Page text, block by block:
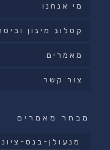
מי אנחנו
קטלוג מיגון
מאמרים
צור קשר
מבחר מאמרים
מנעולן-בנס-